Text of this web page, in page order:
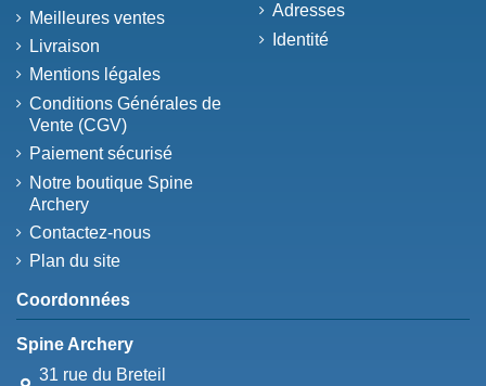
Meilleures ventes
Livraison
Mentions légales
Conditions Générales de
Vente (CGV)
Paiement sécurisé
Notre boutique Spine
Archery
Contactez-nous
Plan du site
Adresses
Identité
Coordonnées
Spine Archery
31 rue du Breteil